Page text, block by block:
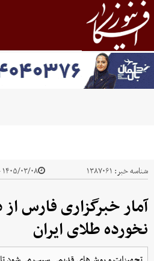
شناسه خبر: ۱۳۸۷۰۶۱ ۱۴۰۵/۰۳/۰۸ - ۱۴:۰۰
آمار خبرگزاری فارس
نخورده طلای ایران